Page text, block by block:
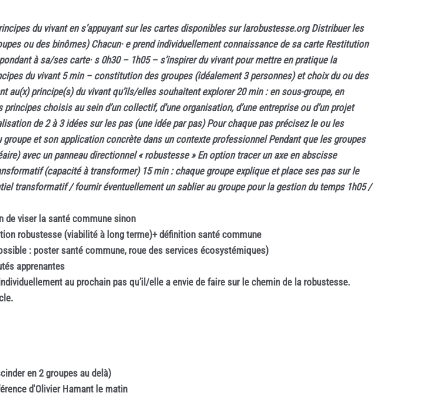
du vivant en s’appuyant sur les cartes disponibles sur larobustesse.org Distribuer les
ou des binômes) Chacun· e prend individuellement connaissance de sa carte Restitution
à sa/ses carte· s 0h30 – 1h05 – s’inspirer du vivant pour mettre en pratique la
du vivant 5 min – constitution des groupes (idéalement 3 personnes) et choix du ou des
au(x) principe(s) du vivant qu’ils/elles souhaitent explorer 20 min : en sous-groupe, en
choisis au sein d’un collectif, d’une organisation, d’une entreprise ou d’un projet
de 2 à 3 idées sur les pas (une idée par pas) Pour chaque pas précisez le ou les
et son application concrète dans un contexte professionnel Pendant que les groupes
avec un panneau directionnel « robustesse » En option tracer un axe en abscisse
(capacité à transformer) 15 min : chaque groupe explique et place ses pas sur le
transformatif / fournir éventuellement un sablier au groupe pour la gestion du temps 1h05 /
de viser la santé commune sinon
robustesse (viabilité à long terme)+ définition santé commune
: poster santé commune, roue des services écosystémiques)
apprenantes
au prochain pas qu’il/elle a envie de faire sur le chemin de la robustesse.
en 2 groupes au delà)
d'Olivier Hamant le matin